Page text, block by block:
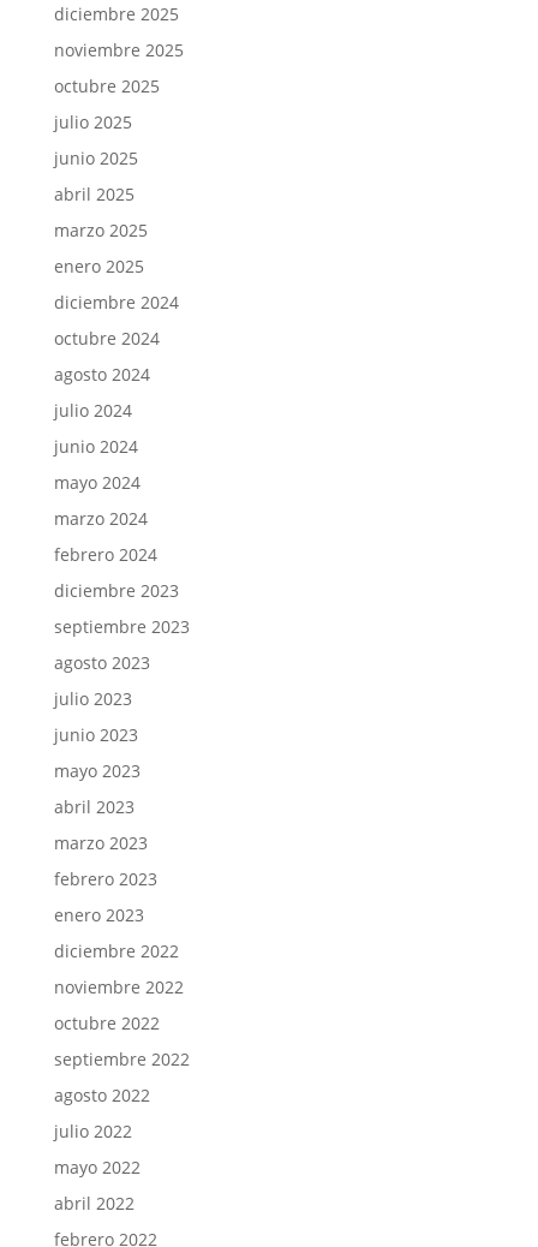
diciembre 2025
noviembre 2025
octubre 2025
julio 2025
junio 2025
abril 2025
marzo 2025
enero 2025
diciembre 2024
octubre 2024
agosto 2024
julio 2024
junio 2024
mayo 2024
marzo 2024
febrero 2024
diciembre 2023
septiembre 2023
agosto 2023
julio 2023
junio 2023
mayo 2023
abril 2023
marzo 2023
febrero 2023
enero 2023
diciembre 2022
noviembre 2022
octubre 2022
septiembre 2022
agosto 2022
julio 2022
mayo 2022
abril 2022
febrero 2022